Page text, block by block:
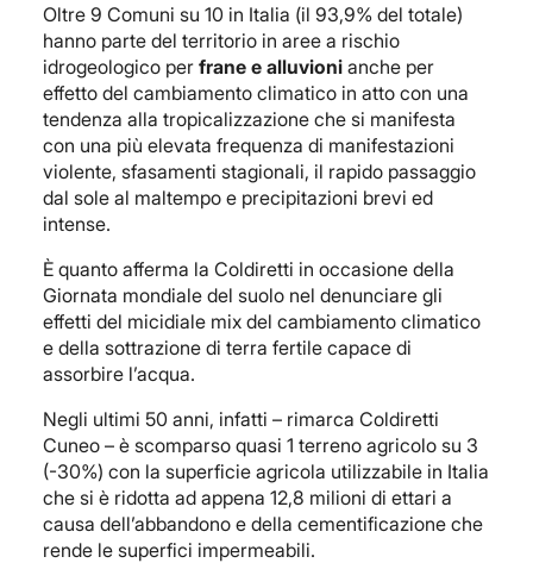
Oltre 9 Comuni su 10 in Italia (il 93,9% del totale)
hanno parte del territorio in aree a rischio
idrogeologico per frane e alluvionianche per
effetto del cambiamento climatico in atto con una
tendenza alla tropicalizzazione che si manifesta
con una più elevata frequenza di manifestazioni
violente, sfasamenti stagionali, il rapido passaggio
dal sole al maltempo e precipitazioni brevi ed
intense.
È quanto afferma la Coldiretti in occasione della
Giornata mondiale del suolo nel denunciare gli
effetti del micidiale mix del cambiamento climatico
e della sottrazione di terra fertile capace di
assorbire l’acqua.
Negli ultimi 50 anni, infatti – rimarca Coldiretti
Cuneo – è scomparso quasi 1 terreno agricolo su 3
(-30%) con la superficie agricola utilizzabile in Italia
che si è ridotta ad appena 12,8 milioni di ettari a
causa dell’abbandono e della cementificazione che
rende le superfici impermeabili.